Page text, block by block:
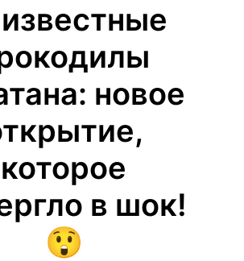
новое
которое
в шок!
😲